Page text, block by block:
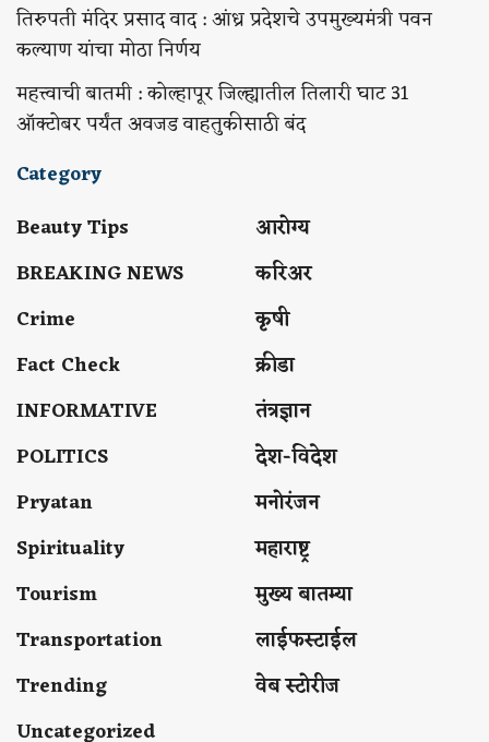
तिरुपती मंदिर प्रसाद वाद : आंध्र प्रदेशचे उपमुख्यमंत्री पवन
कल्याण यांचा मोठा निर्णय
महत्त्वाची बातमी : कोल्हापूर जिल्ह्यातील तिलारी घाट 31
ऑक्टोबर पर्यंत अवजड वाहतुकीसाठी बंद
Category
Beauty Tips
BREAKING NEWS
Crime
Fact Check
INFORMATIVE
POLITICS
Pryatan
Spirituality
Tourism
Transportation
Trending
Uncategorized
आरोग्य
करिअर
कृषी
क्रीडा
तंत्रज्ञान
देश-विदेश
मनोरंजन
महाराष्ट्र
मुख्य बातम्या
लाईफस्टाईल
वेब स्टोरीज